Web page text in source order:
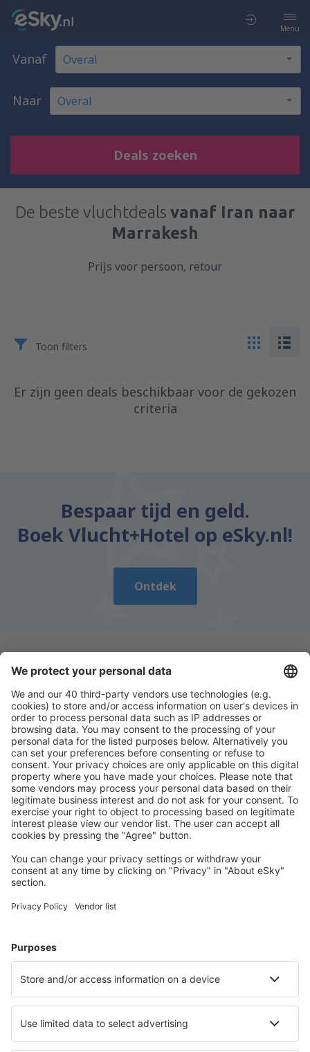
Menu
Vanaf
Naar
Deals zoeken
De beste vluchtdeals vanaf Iran naar
Marrakesh
Prijs voor persoon, retour
Toon filters
Er zijn geen deals beschikbaar voor de gekozen
criteria
Bespaar tijd en geld.
Boek Vlucht+Hotel op eSky.nl!
Ontdek
Download onze appen plan gemakkelijk uw
reizen
Plan uw reis
Vliegtickets
Stedentrip
Vlucht+hotel
Hotels
Parkeren
Transfers
Attracties